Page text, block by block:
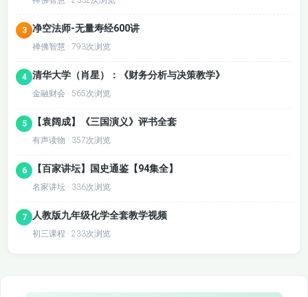
3 净空法师-无量寿经600讲
禅佛智慧 · 793次浏览
4 清华大学（肖星）：《财务分析与决策教学》
金融财会 · 565次浏览
5 【袁阔成】《三国演义》评书全套
有声读物 · 357次浏览
6 【百家讲坛】国史通鉴【94集全】
名家讲坛 · 336次浏览
7 人教版九年级化学全套教学视频
初三课程 · 233次浏览